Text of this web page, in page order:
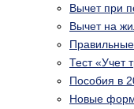
Вычет при
Вычет на
Правильные
Тест «Учет
Пособия в
Новые